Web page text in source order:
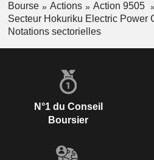
Bourse Actions
Action 9505
Secteur Hokuriku Electric Power
Notations sectorielles
N°1 du Conseil
Boursier